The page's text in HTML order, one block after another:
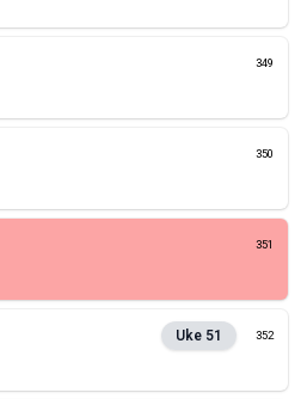
349
350
351
Uke 51 352